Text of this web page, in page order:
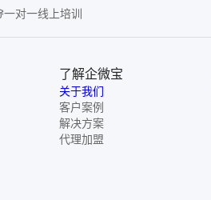
一对一线上培训
了解企微宝
关于我们
客户案例
解决方案
代理加盟